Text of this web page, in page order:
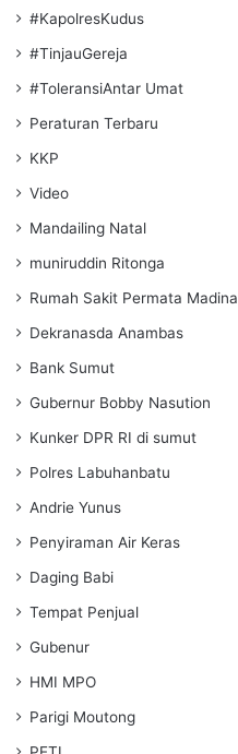
#KapolresKudus
#TinjauGereja
#ToleransiAntar Umat
Peraturan Terbaru
KKP
Video
Mandailing Natal
muniruddin Ritonga
Rumah Sakit Permata Madina
Dekranasda Anambas
Bank Sumut
Gubernur Bobby Nasution
Kunker DPR RI di sumut
Polres Labuhanbatu
Andrie Yunus
Penyiraman Air Keras
Daging Babi
Tempat Penjual
Gubenur
HMI MPO
Parigi Moutong